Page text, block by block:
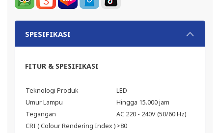
SPESIFIKASI
FITUR & SPESIFIKASI
Teknologi Produk
LED
Umur Lampu
Hingga 15.000 jam
Tegangan
AC 220 - 240V (50/60 Hz)
CRI ( Colour Rendering Index )>80